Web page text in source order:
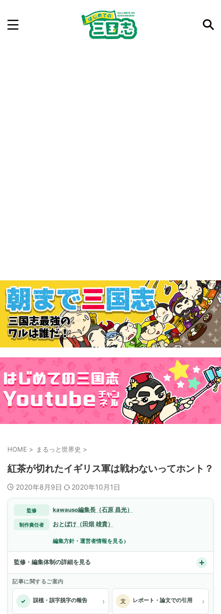
HOME > まるっと世界史 >
紅茶が切れたイギリス軍は戦わないってホント？
2020年8月9日 2020年10月1日
監修 kawauso編集長（石原 昌光）
制作責任者 おとぼけ（田畑 雄貴）
編集方針・運営者情報を見る›
監修・編集体制の詳細を見る
記事に関するご案内
✓ 誤植・誤字脱字の報告 › 文 レポート・論文での引用 ›